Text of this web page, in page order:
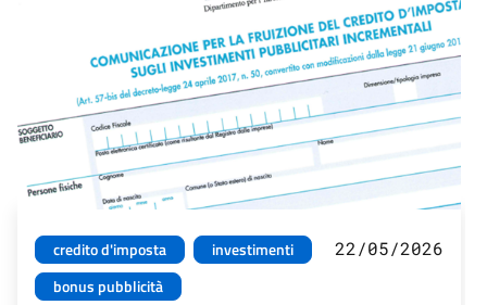
credito d'imposta
investimenti
bonus pubblicità
22/05/2026